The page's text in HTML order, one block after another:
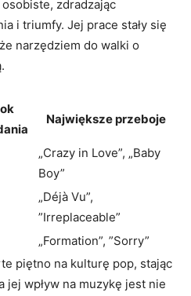
​zdradzając
i triumfy. Jej prace stały⁣ się‌
narzędziem do walki o
Największe przeboje
„Crazy in Love”,​ „Baby
Boy”
„Déjà Vu”,
⁤”Irreplaceable”
„Formation”, ​”Sorry”
piętno na kulturę pop, ⁣stając
jej wpływ​ na muzykę ⁤jest nie